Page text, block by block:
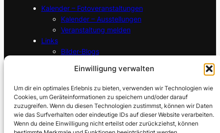
Einwilligung verwalten
Um dir ein optimales Erlebnis zu bieten, verwenden wir Technologien wie
Cookies, um Geräteinformationen zu speichern und/oder darauf
zuzugreifen. Wenn du diesen Technologien zustimmst, können wir Daten
wie das Surfverhalten oder eindeutige IDs auf dieser Website verarbeiten.
Wenn du deine Einwilligung nicht erteilst oder zurückziehst, können
Kalender – Fotoveranstaltungen
Kalender – Ausstellungen
Veranstaltung melden
Links
Bilder-Blogs
Link melden
Kontakt
Datenschutzerklärung
Cookie-Richtlinie
Impressum